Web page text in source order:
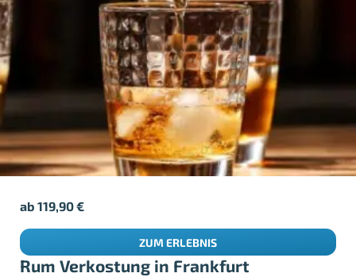
Rum Verkostung in Frankfurt
ab119,90€
ZUM ERLEBNIS